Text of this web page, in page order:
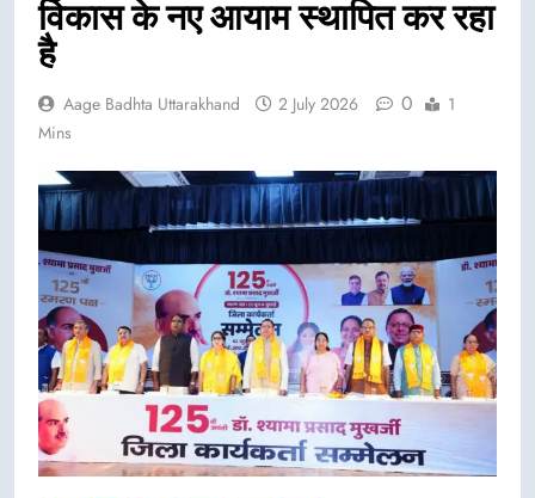
विकास के नए आयाम स्थापित कर रहा
है
Aage Badhta Uttarakhand 2 July 2026 0
1
Mins